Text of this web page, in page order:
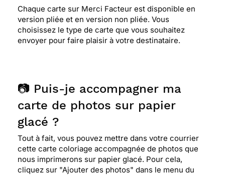
Chaque carte sur Merci Facteur est disponible en
version pliée et en version non pliée. Vous
choisissez le type de carte que vous souhaitez
envoyer pour faire plaisir à votre destinataire.
📷 Puis-je accompagner ma
carte de photos sur papier
glacé ?
Tout à fait, vous pouvez mettre dans votre courrier
cette carte coloriage accompagnée de photos que
nous imprimerons sur papier glacé. Pour cela,
cliquez sur "Ajouter des photos" dans le menu du